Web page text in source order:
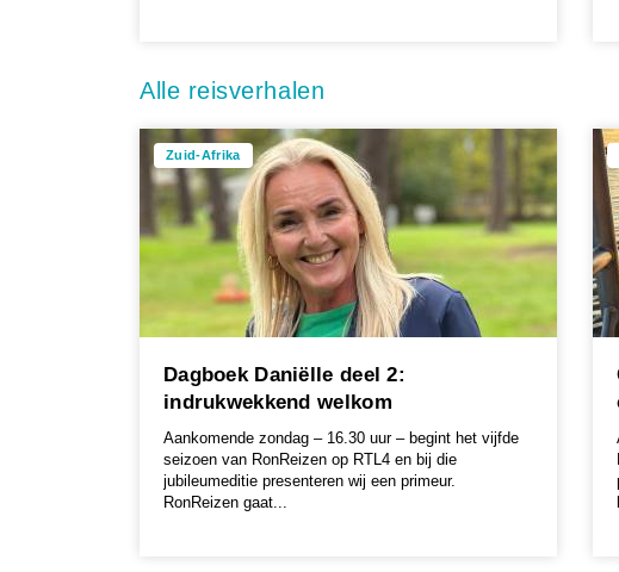
Alle reisverhalen
Zuid-Afrika
Dagboek Daniëlle deel 2:
indrukwekkend welkom
Aankomende zondag – 16.30 uur – begint het vijfde
seizoen van RonReizen op RTL4 en bij die
jubileumeditie presenteren wij een primeur.
RonReizen gaat...